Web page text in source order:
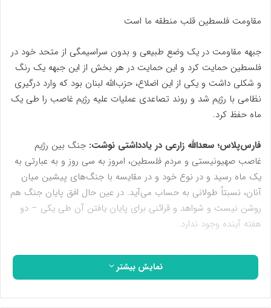
مقاومت فلسطین قلب منطقه ما است
جبهه مقاومت در یک وضع طبیعی و بدون سراسیمگی از متحد خود در
فلسطین حمایت کرد و این حمایت در هر بخش از این جبهه یک رنگ
و شکلی داشت و یکی از این اضلاع، حزب‌الله لبنان بود که وارد درگیری
نظامی با رژیم شد و روند تصاعدی عملیات علیه رژیم غاصب را طی یک
ماه حفظ کرد.
فارس‌پلاس؛ سعدالله زارعی در یادداشتی نوشت: جنگ بین رژیم
غاصب صهیونیستی و مردم فلسطین، امروز به سی روز و به عبارتی به
یک ماه رسید و در نوع خود و در مقایسه با جنگ‌های پیشین میان
آنان، نسبتاً طولانی به حساب می‌آید. در عین حال افق پایان جنگ هم
روشن نیست و شواهد و قرائنی برای پایان یافتن آن طی یکی – دو
هفته آینده وجود ندارد.
دلیل آن هم این است که رژیم صهیونیستی علی‌رغم بمباران‌های وسیع
و کشتارهایی که از مردم گرفته، در صحنه مواجهه با مقاومت فلسطین
می‌دهد مقاومت فلسطین از نظر توانایی انسانی و جنگ‌‌افزار تضعیف
نمایش بیشتر